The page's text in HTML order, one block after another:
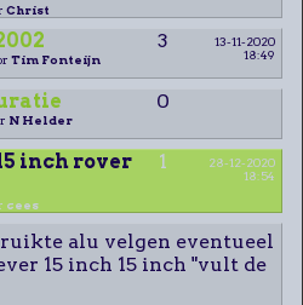
Christ
3
13-11-2020
18:49
Tim Fonteijn
0
N Helder
inch rover
1
28-12-2020
18:54
cees
alu velgen eventueel
15 inch 15 inch "vult de